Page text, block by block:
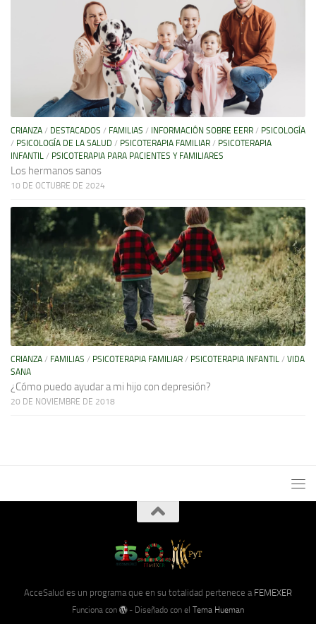
CRIANZA / DESTACADOS / FAMILIAS / INFORMACIÓN SOBRE EERR / PSICOLOGÍA
/ PSICOLOGÍA DE LA SALUD / PSICOTERAPIA FAMILIAR / PSICOTERAPIA
INFANTIL / PSICOTERAPIA PARA PACIENTES Y FAMILIARES
Los hermanos sanos
10 DE OCTUBRE DE 2024
CRIANZA / FAMILIAS / PSICOTERAPIA FAMILIAR / PSICOTERAPIA INFANTIL / VIDA
SANA
¿Cómo puedo ayudar a mi hijo con depresión?
20 DE NOVIEMBRE DE 2018
AcceSalud es un programa que en su totalidad pertenece a FEMEXER
Funciona con - Diseñado con elTema Hueman